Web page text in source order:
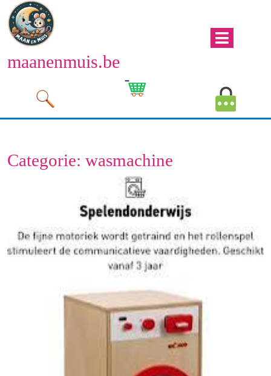
Naar
de
inhoud
maanenmuis.be
Winkelwagen
Categorie: wasmachine